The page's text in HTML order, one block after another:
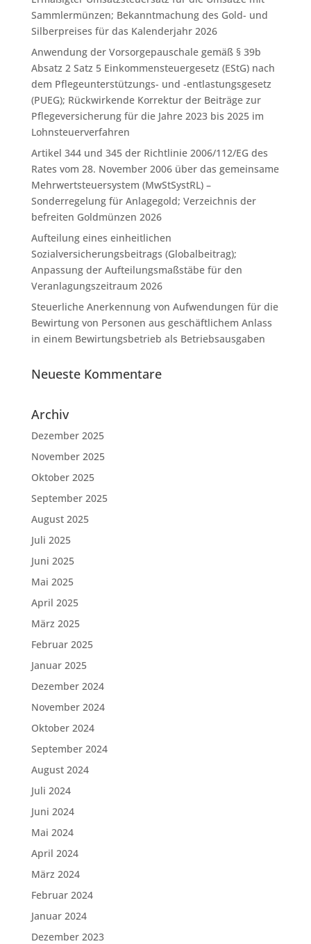
Sammlermünzen; Bekanntmachung des Gold- und
Silberpreises für das Kalenderjahr 2026
Anwendung der Vorsorgepauschale gemäß § 39b
Absatz 2 Satz 5 Einkommensteuergesetz (EStG) nach
dem Pflegeunterstützungs- und -entlastungsgesetz
(PUEG); Rückwirkende Korrektur der Beiträge zur
Pflegeversicherung für die Jahre 2023 bis 2025 im
Lohnsteuerverfahren
Artikel 344 und 345 der Richtlinie 2006/112/EG des
Rates vom 28. November 2006 über das gemeinsame
Mehrwertsteuersystem (MwStSystRL) –
Sonderregelung für Anlagegold; Verzeichnis der
befreiten Goldmünzen 2026
Aufteilung eines einheitlichen
Sozialversicherungsbeitrags (Globalbeitrag);
Anpassung der Aufteilungsmaßstäbe für den
Veranlagungszeitraum 2026
Steuerliche Anerkennung von Aufwendungen für die
Bewirtung von Personen aus geschäftlichem Anlass
in einem Bewirtungsbetrieb als Betriebsausgaben
Neueste Kommentare
Archiv
Dezember 2025
November 2025
Oktober 2025
September 2025
August 2025
Juli 2025
Juni 2025
Mai 2025
April 2025
März 2025
Februar 2025
Januar 2025
Dezember 2024
November 2024
Oktober 2024
September 2024
August 2024
Juli 2024
Juni 2024
Mai 2024
April 2024
März 2024
Februar 2024
Januar 2024
Dezember 2023